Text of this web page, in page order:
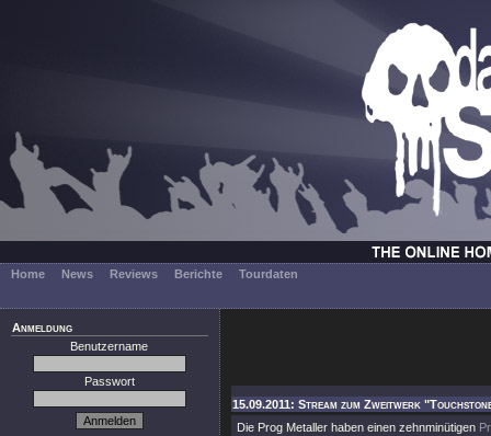
Home News Reviews Berichte Tourdaten
Anmeldung
Benutzername
Passwort
15.09.2011: Stream zum Zweitwerk
Die Prog Metaller haben einen zehnminütigen